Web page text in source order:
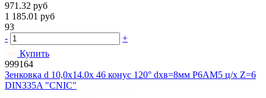
971.32 руб
1 185.01 руб
93
-
+
Купить
999164
Зенковка d 10,0х14.0х 46 конус 120° dхв=8мм Р6АМ5 ц/х Z=6
DIN335A "CNIC"